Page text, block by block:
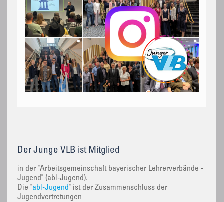
Der Junge VLB ist Mitglied
in der "Arbeitsgemeinschaft bayerischer Lehrerverbände -
Jugend" (abl-Jugend).
Die "abl-Jugend" ist der Zusammenschluss der
Jugendvertretungen